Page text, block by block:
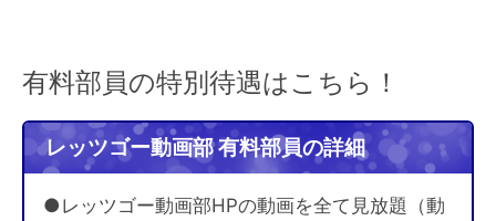
有料部員の特別待遇はこちら！
レッツゴー動画部 有料部員の詳細
●レッツゴー動画部HPの動画を全て見放題（動